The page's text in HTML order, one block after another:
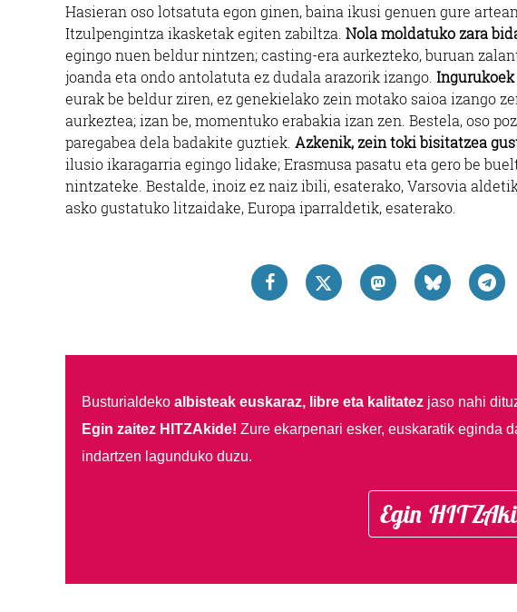
Hasieran oso lotsatuta egon ginen, baina ikusi genuen gure
Itzulpengintza ikasketak egiten zabiltza. Nola moldatuko zara
egingo nuen beldur nintzen; casting-era aurkezteko, buruan
joanda eta ondo antolatuta ez dudala arazorik izango.
eurak be beldur ziren, ez genekielako zein motako saioa izango
aurkeztea; izan be, momentuko erabakia izan zen. Bestela, oso
paregabea dela badakite guztiek. Azkenik, zein toki bisitatzea
ilusio ikaragarria egingo lidake; Erasmusa pasatu eta gero be
nintzateke. Bestalde, inoiz ez naiz ibili, esaterako, Varsovia
asko gustatuko litzaidake, Europa iparraldetik, esaterako.
Busturialdeko albisteak euskaraz, libre eta kalitatezjaso nahi
Egin zaitez HITZAkide! Zure ekarpenari esker, euskaratik eginda
indartzen lagunduko duzu.
Egin